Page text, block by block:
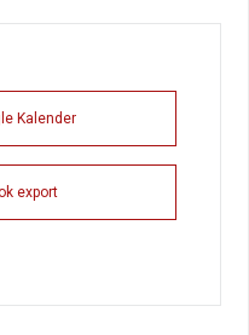
Kalender
export